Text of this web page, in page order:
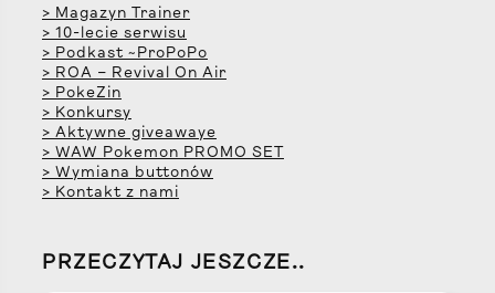
> Magazyn Trainer
> 10-lecie serwisu
> Podkast ~ProPoPo
> ROA – Revival On Air
> PokeZin
> Konkursy
> Aktywne giveawaye
> WAW Pokemon PROMO SET
> Wymiana buttonów
> Kontakt z nami
PRZECZYTAJ JESZCZE..